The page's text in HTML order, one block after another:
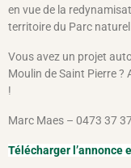
en vue de la
territoire du Parc
Vous avez un projet
Moulin de Saint Pierre ?
!
Marc Maes – 0473 37
Télécharger l’annonce